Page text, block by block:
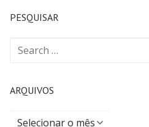
PESQUISAR
ARQUIVOS